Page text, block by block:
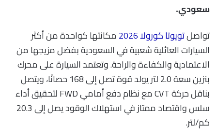
سعودي.
تواصلتويوتا كورولا 2026
مكانتها كواحدة من أكثر
السيارات العائلية شعبية في السعودية بفضل مزيجها من
الاعتمادية والكفاءة والراحة. وتعتمد السيارة على محرك
بنزين سعة 2.0 لتر يولد قوة تصل إلى 168 حصانًا، ويتصل
بناقل حركة CVT مع نظام دفع أمامي FWD لتحقيق أداء
سلس واقتصاد ممتاز في استهلاك الوقود يصل إلى 20.3
كم/لتر.